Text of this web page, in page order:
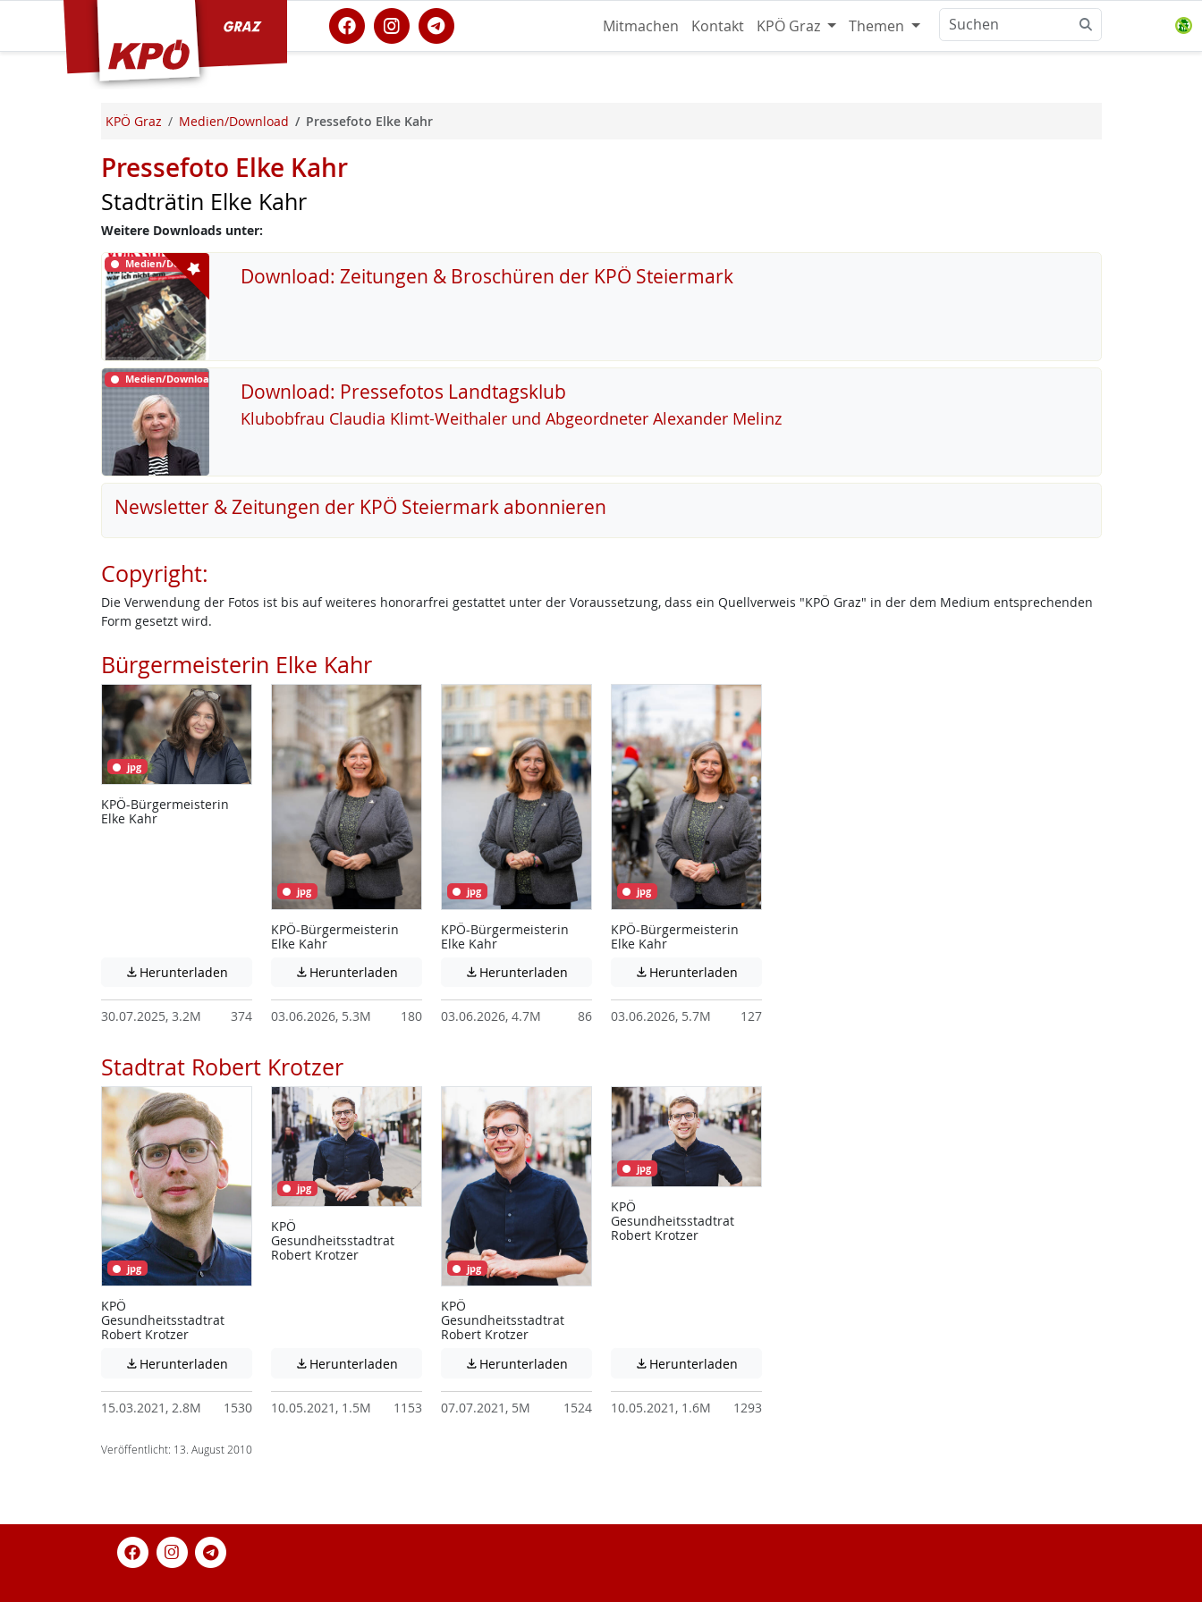
Mitmachen Kontakt KPÖ Graz Themen
KPÖ Graz Medien/Download Pressefoto Elke Kahr
Pressefoto Elke Kahr
Stadträtin Elke Kahr
Weitere Downloads unter:
Medien/Download Download: Zeitungen & Broschüren der KPÖ Steiermark
Medien/Download Download: Pressefotos Landtagsklub
Klu­b­ob­frau Clau­dia Klimt-Weitha­ler und Ab­ge­ord­ne­ter Alex­an­der Me­linz
Newsletter & Zeitungen der KPÖ Steiermark abonnieren
Copyright:
Die Verwendung der Fotos ist bis auf weiteres honorarfrei gestattet unter der Voraussetzung, dass ein Quellverweis "KPÖ Graz" in der dem Medium entsprechenden
Form gesetzt wird.
Bürgermeisterin Elke Kahr
jpg
KPÖ-Bürgermeisterin
Elke Kahr
 Herunterladen Achtung: Diese Datei enthält unter Umständen nicht barrierefreie Inhalte!
30.07.2025, 3.2M 374
jpg
KPÖ-Bürgermeisterin
Elke Kahr
 Herunterladen Achtung: Diese Datei enthält unter Umständen nicht barrierefreie Inhalte!
03.06.2026, 5.3M 180
jpg
KPÖ-Bürgermeisterin
Elke Kahr
 Herunterladen Achtung: Diese Datei enthält unter Umständen nicht barrierefreie Inhalte!
03.06.2026, 4.7M 86
jpg
KPÖ-Bürgermeisterin
Elke Kahr
 Herunterladen
03.06.2026, 5.7M 127
Stadtrat Robert Krotzer
jpg
KPÖ
Gesundheitsstadtrat
Robert Krotzer
 Herunterladen Achtung: Diese Datei enthält unter Umständen nicht barrierefreie Inhalte!
15.03.2021, 2.8M 1530
jpg
KPÖ
Gesundheitsstadtrat
Robert Krotzer
 Herunterladen Achtung: Diese Datei enthält unter Umständen nicht barrierefreie Inhalte!
10.05.2021, 1.5M 1153
jpg
KPÖ
Gesundheitsstadtrat
Robert Krotzer
 Herunterladen Achtung: Diese Datei enthält unter Umständen nicht barrierefreie Inhalte!
07.07.2021, 5M 1524
jpg
KPÖ
Gesundheitsstadtrat
Robert Krotzer
 Herunterladen
10.05.2021, 1.6M 1293
Veröffentlicht: 13. August 2010